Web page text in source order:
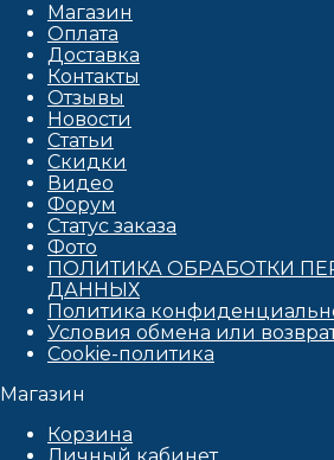
Магазин
Оплата
Доставка
Контакты
Отзывы
Новости
Статьи
Скидки
Видео
Форум
Статус заказа
Фото
ПОЛИТИКА ОБРАБОТКИ
ДАННЫХ​
Политика
Условия обмена или
Cookie-политика
Магазин
Корзина